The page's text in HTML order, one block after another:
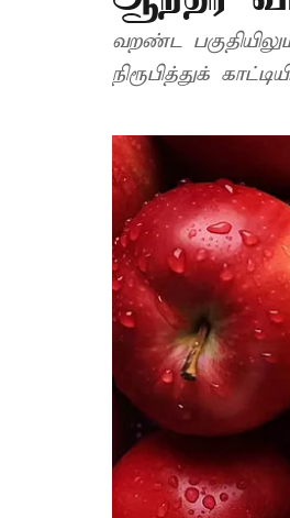
வறண்ட
நிரூபித்துக்